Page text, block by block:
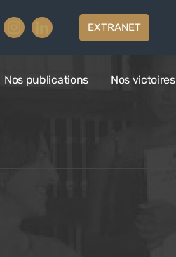
EXTRANET
Nos publications Nos victoires